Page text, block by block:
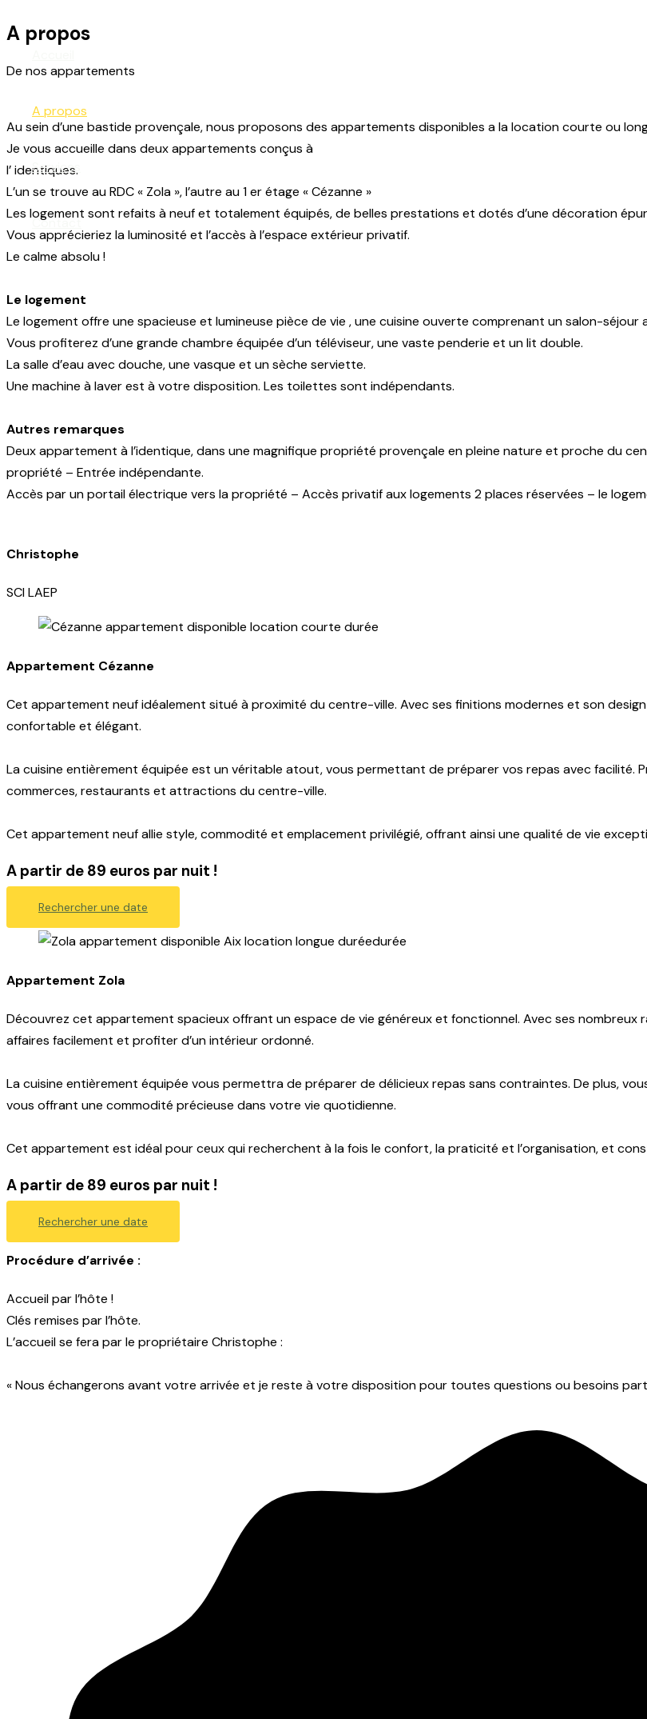
au
A propos
Services
Contact
A propos
De nos appartements
Au sein d’une bastide provençale, nous proposons des appartements disponibles a la location courte ou
Je vous accueille dans deux appartements conçus à
l’ identiques.
L’un se trouve au RDC « Zola », l’autre au 1 er étage « Cézanne »
Les logement sont refaits à neuf et totalement équipés, de belles prestations et dotés d’une décoration
Vous apprécieriez la luminosité et l’accès à l’espace extérieur privatif.
Le calme absolu !
Le logement
Le logement offre une spacieuse et lumineuse pièce de vie , une cuisine ouverte comprenant un salon-
Vous profiterez d’une grande chambre équipée d’un téléviseur, une vaste penderie et un lit double.
La salle d’eau avec douche, une vasque et un sèche serviette.
Une machine à laver est à votre disposition. Les toilettes sont indépendants.
Autres remarques
Deux appartement à l’identique, dans une magnifique propriété provençale en pleine nature et proche du
propriété – Entrée indépendante.
Accès par un portail électrique vers la propriété – Accès privatif aux logements 2 places réservées – le
Christophe
SCI LAEP
Appartement Cézanne
Cet appartement neuf idéalement situé à proximité du centre-ville. Avec ses finitions modernes et son
confortable et élégant.
La cuisine entièrement équipée est un véritable atout, vous permettant de préparer vos repas avec facilité.
commerces, restaurants et attractions du centre-ville.
Cet appartement neuf allie style, commodité et emplacement privilégié, offrant ainsi une qualité de vie
A partir de 89 euros par nuit !
Rechercher une date
Appartement Zola
Découvrez cet appartement spacieux offrant un espace de vie généreux et fonctionnel. Avec ses
affaires facilement et profiter d’un intérieur ordonné.
La cuisine entièrement équipée vous permettra de préparer de délicieux repas sans contraintes. De plus,
vous offrant une commodité précieuse dans votre vie quotidienne.
Cet appartement est idéal pour ceux qui recherchent à la fois le confort, la praticité et l’organisation, et
A partir de 89 euros par nuit !
Rechercher une date
Procédure d’arrivée :
Accueil par l’hôte !
Clés remises par l’hôte.
L’accueil se fera par le propriétaire Christophe :
« Nous échangerons avant votre arrivée et je reste à votre disposition pour toutes questions ou besoins